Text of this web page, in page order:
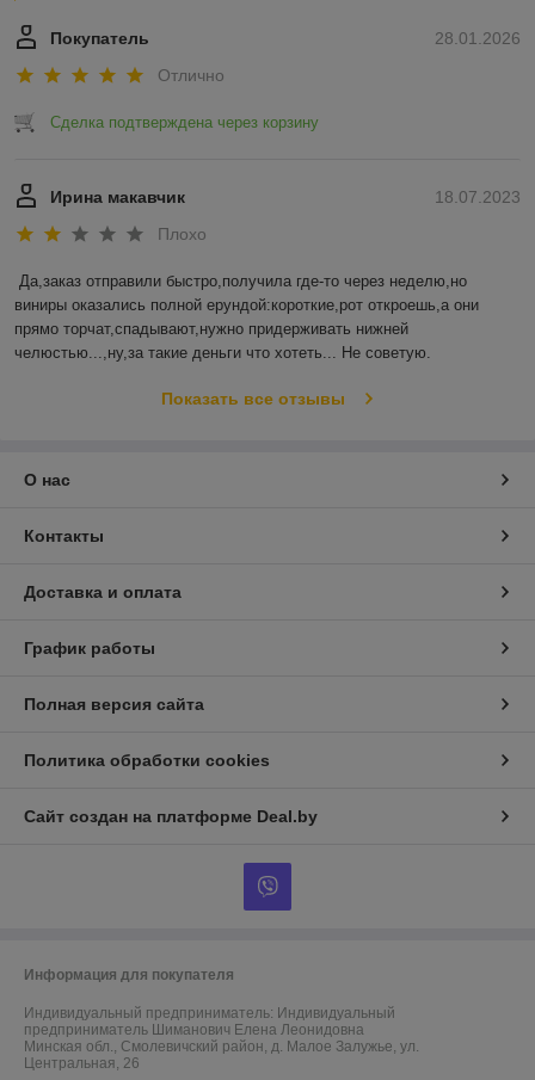
28.01.2026
Покупатель
Отлично
Сделка подтверждена через корзину
18.07.2023
Ирина макавчик
Плохо
Да,заказ отправили быстро,получила где-то через неделю,но
виниры оказались полной ерундой:короткие,рот откроешь,а они
прямо торчат,спадывают,нужно придерживать нижней
челюстью...,ну,за такие деньги что хотеть... Не советую.
Показать все отзывы
О нас
Контакты
Доставка и оплата
График работы
Полная версия сайта
Политика обработки cookies
Сайт создан на платформе Deal.by
Информация для покупателя
Индивидуальный предприниматель: Индивидуальный
предприниматель Шиманович Елена Леонидовна
Минская обл., Смолевичский район, д. Малое Залужье, ул.
Центральная, 26